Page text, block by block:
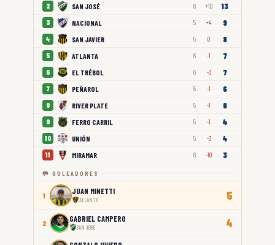
2 SAN JOSÉ 6 +10 13
3 NACIONAL 5 +4 9
4 SAN JAVIER 5 0 8
5 ATLANTA 6 -1 7
6 EL TRÉBOL 6 -3 7
7 PEÑAROL 5 -1 6
8 RIVER PLATE 5 -1 6
9 FERRO CARRIL 5 -1 4
10 UNIÓN 5 -3 4
11 MIRAMAR 6 -10 3
🥅 GOLEADORES
1 JUAN MINETTI
ATLANTA 5
2 GABRIEL CAMPERO
SAN JOSÉ 4